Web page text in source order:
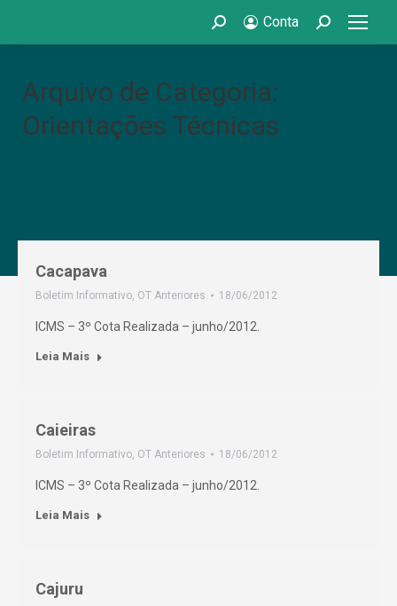
Search: Conta Search:
Arquivo de Categoria:
Orientações Técnicas
Cacapava
Boletim Informativo, OT Anteriores 18/06/2012
ICMS – 3º Cota Realizada – junho/2012.
Leia Mais
Caieiras
Boletim Informativo, OT Anteriores 18/06/2012
ICMS – 3º Cota Realizada – junho/2012.
Leia Mais
Cajuru